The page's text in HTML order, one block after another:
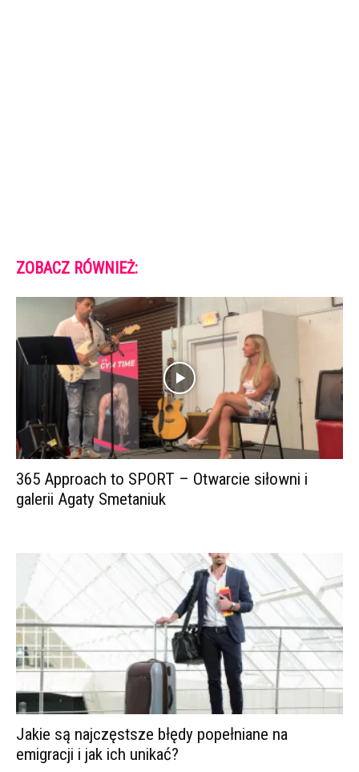
ZOBACZ RÓWNIEŻ:
365 Approach to SPORT – Otwarcie siłowni i
galerii Agaty Smetaniuk
Jakie są najczęstsze błędy popełniane na
emigracji i jak ich unikać?